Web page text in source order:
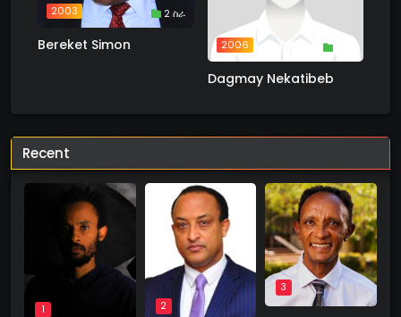
2003 2 ስራ
Bereket Simon 2006
Dagmay Nekatibeb
Recent
1 2
3